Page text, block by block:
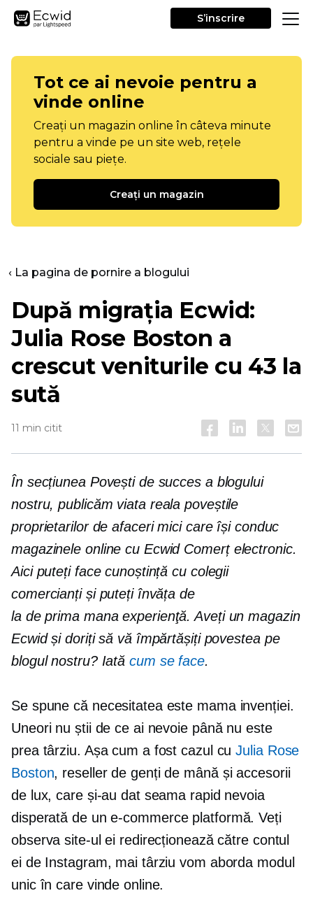
S’inscrire
Tot ce ai nevoie pentru a
vinde online
Creați un magazin online în câteva minute
pentru a vinde pe un site web, rețele
sociale sau piețe.
Creați un magazin
‹ La pagina de pornire a blogului
După migrația Ecwid:
Julia Rose Boston a
crescut veniturile cu 43 la
sută
11 min citit
În secțiunea Povești de succes a blogului
nostru, publicăm viata reala poveștile
proprietarilor de afaceri mici care își conduc
magazinele online cu Ecwid Comerț electronic.
Aici puteți face cunoștință cu colegii
comercianți și puteți învăța de
la de prima manaexperienţă. Aveți un magazin
Ecwid și doriți să vă împărtășiți povestea pe
blogul nostru? Iată cum se face.
Se spune că necesitatea este mama invenției.
Uneori nu știi de ce ai nevoie până nu este
prea târziu. Așa cum a fost cazul cuJulia Rose
Boston, reseller de genți de mână și accesorii
de lux, care și-au dat seama rapid nevoia
disperată de une-commerceplatformă. Veți
observa site-ul ei redirecționează către contul
ei de Instagram, mai târziu vom aborda modul
unic în care vinde online.